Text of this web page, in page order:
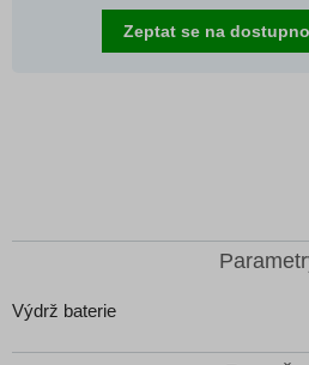
Zeptat se na
Výdrž baterie